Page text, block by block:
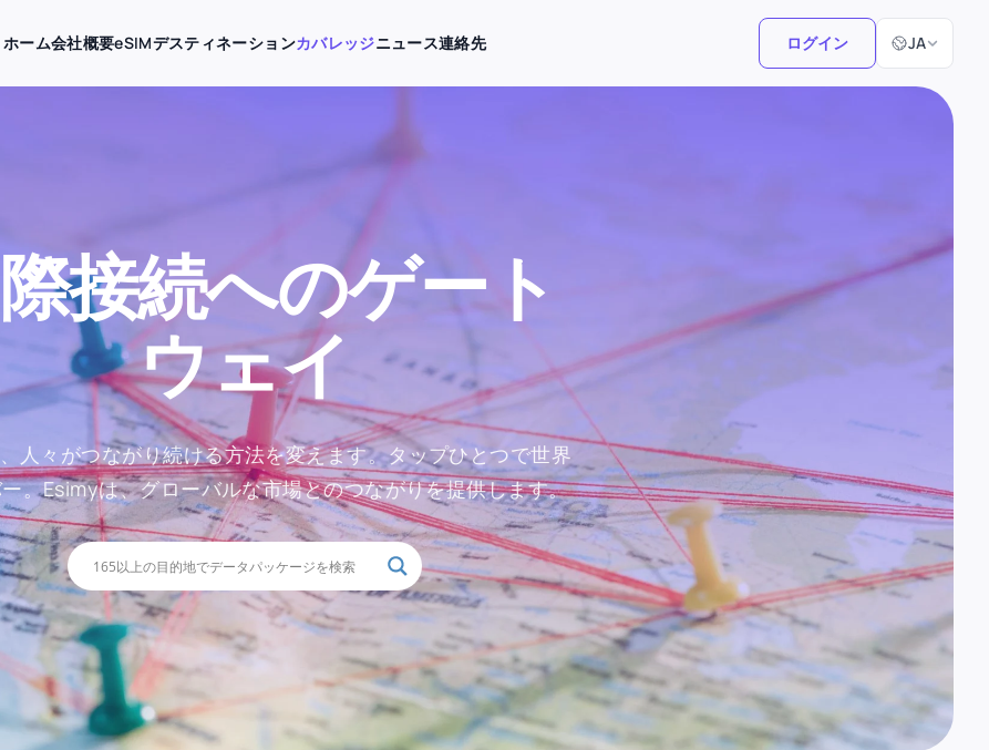
ホーム会社概要eSIMデスティネーションカバレッジニュース連絡先 ログイン JA
言語選択
接続へのゲート
ウェイ
人々がつながり続ける方法を変えます。タップひとつで世界
。Esimyは、グローバルな市場とのつながりを提供します。